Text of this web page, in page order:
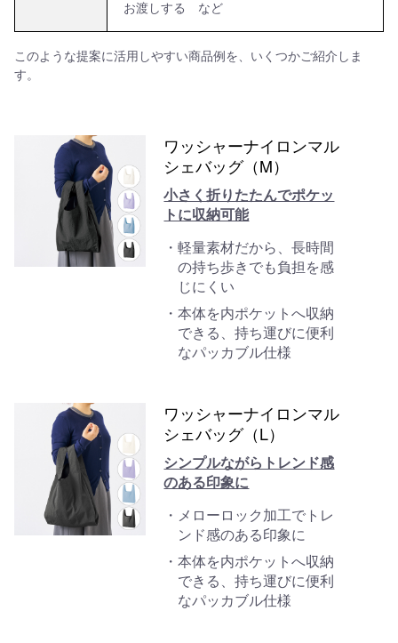
お渡しする など
このような提案に活用しやすい商品例を、いくつかご紹介しま
す。
ワッシャーナイロンマル
シェバッグ（M）
小さく折りたたんでポケッ
トに収納可能
軽量素材だから、長時間
の持ち歩きでも負担を感
じにくい
本体を内ポケットへ収納
できる、持ち運びに便利
なパッカブル仕様
ワッシャーナイロンマル
シェバッグ（L）
シンプルながらトレンド感
のある印象に
メローロック加工でトレ
ンド感のある印象に
本体を内ポケットへ収納
できる、持ち運びに便利
なパッカブル仕様